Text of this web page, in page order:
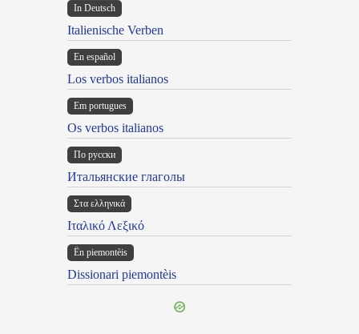
In Deutsch
Italienische Verben
En español
Los verbos italianos
Em portugues
Os verbos italianos
По русски
Итальянские глаголы
Στα ελληνικά
Ιταλικό Λεξικό
Ën piemontèis
Dissionari piemontèis